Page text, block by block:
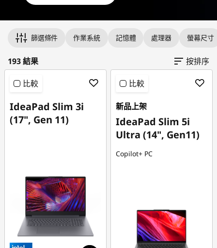
電
推
薦
篩選條件 作業系統 記憶體 處理器 螢幕尺寸
193 結果 按排序
比較
IdeaPad Slim 3i
(17", Gen 11)
比較
新品上架
IdeaPad Slim 5i
Ultra (14", Gen11)
Copilot+ PC